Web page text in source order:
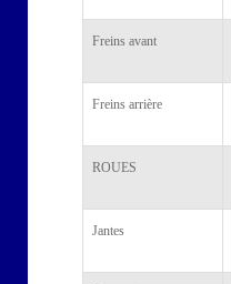
Freins avant
Freins arrière
ROUES
Jantes